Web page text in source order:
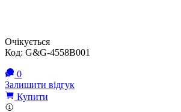
Очікується
Код: G&G-4558B001
0
Залишити відгук
Купити